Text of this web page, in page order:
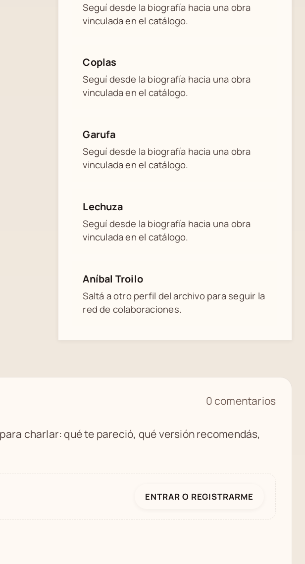
Seguí desde la biografía hacia una obra
vinculada en el catálogo.
Coplas
Seguí desde la biografía hacia una obra
vinculada en el catálogo.
Garufa
Seguí desde la biografía hacia una obra
vinculada en el catálogo.
Lechuza
Seguí desde la biografía hacia una obra
vinculada en el catálogo.
Aníbal Troilo
Saltá a otro perfil del archivo para seguir la
red de colaboraciones.
0 comentarios
charlar: qué te pareció, qué versión recomendás,
ENTRAR O REGISTRARME